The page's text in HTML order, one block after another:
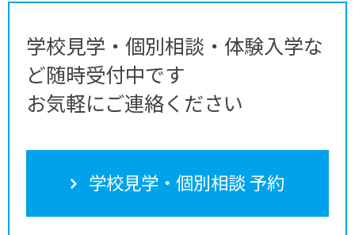
学校見学・個別相談・体験入学な
ど随時受付中です
お気軽にご連絡ください
学校見学・個別相談 予約